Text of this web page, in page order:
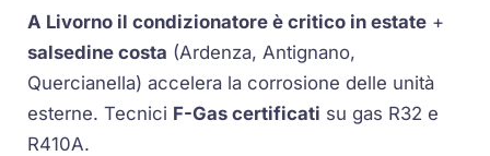
A Livorno il condizionatore è critico in estate +
salsedine costa (Ardenza, Antignano,
Quercianella) accelera la corrosione delle unità
esterne. Tecnici F-Gas certificati su gas R32 e
R410A.